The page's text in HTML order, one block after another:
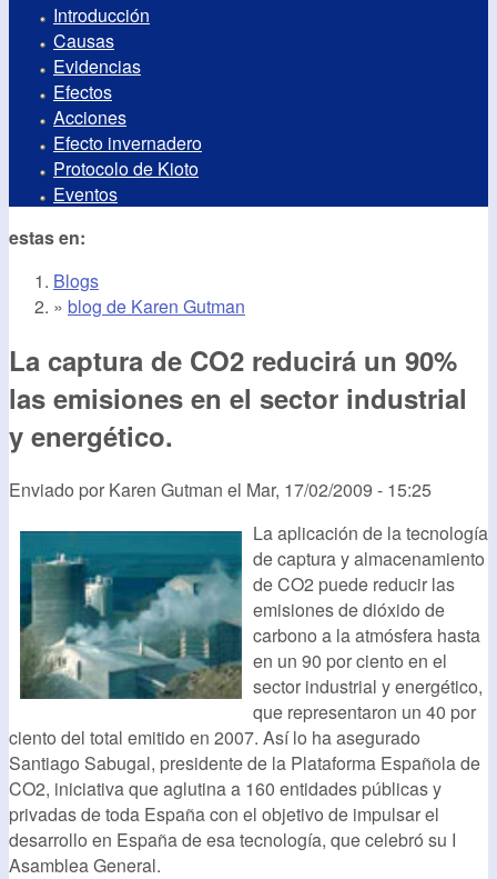
Introducción
Causas
Evidencias
Efectos
Acciones
Efecto invernadero
Protocolo de Kioto
Eventos
estas en:
Blogs
» blog de Karen Gutman
La captura de CO2 reducirá un 90%
las emisiones en el sector industrial
y energético.
Enviado por Karen Gutman el Mar, 17/02/2009 - 15:25
La aplicación de la tecnología
de captura y almacenamiento
de CO2 puede reducir las
emisiones de dióxido de
carbono a la atmósfera hasta
en un 90 por ciento en el
sector industrial y energético,
que representaron un 40 por
ciento del total emitido en 2007. Así lo ha asegurado
Santiago Sabugal, presidente de la Plataforma Española de
CO2, iniciativa que aglutina a 160 entidades públicas y
privadas de toda España con el objetivo de impulsar el
desarrollo en España de esa tecnología, que celebró su I
Asamblea General.